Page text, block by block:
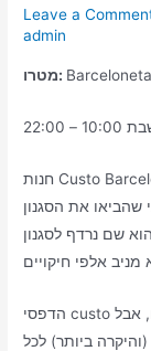
Leave a
admin
מטרו:
חנות Custo Barcelona בברצלונה שייכת להאחים הקטלאנים שהיו
שהביאו את הסגנון
שם נרדף לסגנון
הדפסי custo אפשר למצוא על הכל, מג’ינסים ועוד בגדי ים, אבל
ביותר) לכל